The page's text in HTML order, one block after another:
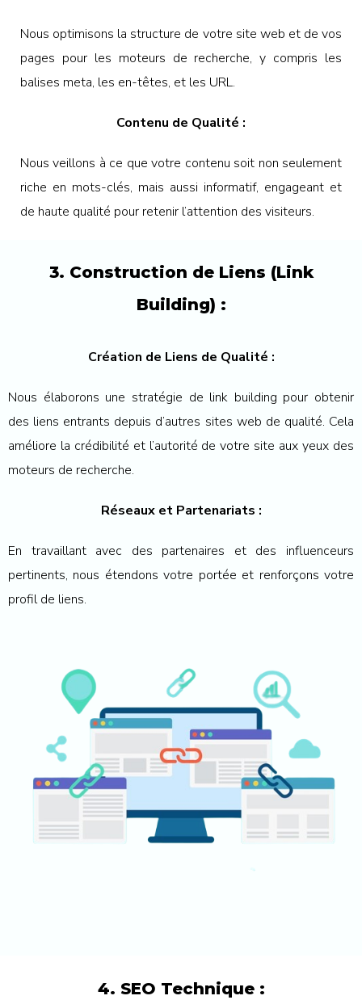
Nous optimisons la structure de votre site web et de vos
pages pour les moteurs de recherche, y compris les
balises meta, les en-têtes, et les URL.
Contenu de Qualité :
Nous veillons à ce que votre contenu soit non seulement
riche en mots-clés, mais aussi informatif, engageant et
de haute qualité pour retenir l’attention des visiteurs.
3. Construction de Liens (Link
Building) :
Création de Liens de Qualité :
Nous élaborons une stratégie de link building pour obtenir
des liens entrants depuis d’autres sites web de qualité. Cela
améliore la crédibilité et l’autorité de votre site aux yeux des
moteurs de recherche.
Réseaux et Partenariats :
En travaillant avec des partenaires et des influenceurs
pertinents, nous étendons votre portée et renforçons votre
profil de liens.
4. SEO Technique :